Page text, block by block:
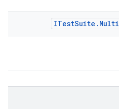
ITestSuite . Multi